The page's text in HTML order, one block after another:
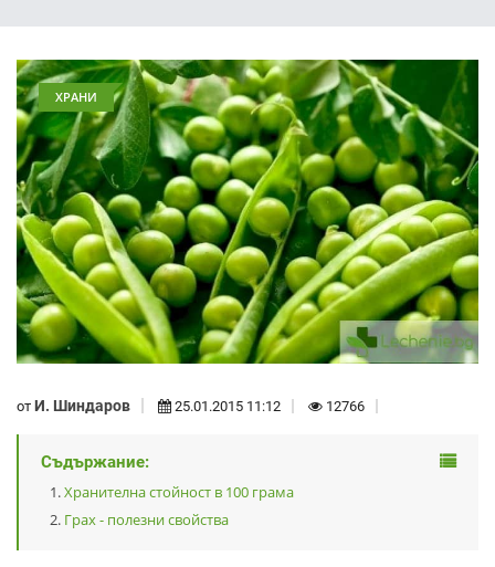
ХРАНИ
от И. Шиндаров 25.01.2015 11:12 12766
Съдържание:
Хранителна стойност в 100 грама
Грах - полезни свойства